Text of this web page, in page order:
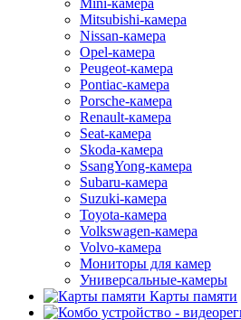
Mini-камера
Mitsubishi-камера
Nissan-камера
Opel-камера
Peugeot-камера
Pontiac-камера
Porsche-камера
Renault-камера
Seat-камера
Skoda-камера
SsangYong-камера
Subaru-камера
Suzuki-камера
Toyota-камера
Volkswagen-камера
Volvo-камера
Мониторы для камер
Универсальные-камеры
Карты памяти